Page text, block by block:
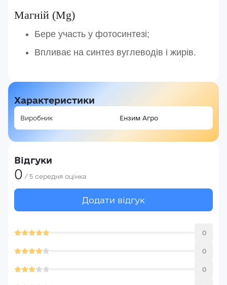
Магній (Mg)
Бере участь у фотосинтезі;
Впливає на синтез вуглеводів і жирів.
Характеристики
Виробник Ензим Агро
Відгуки
0 / 5 середня оцінка
Додати відгук
0
0
0